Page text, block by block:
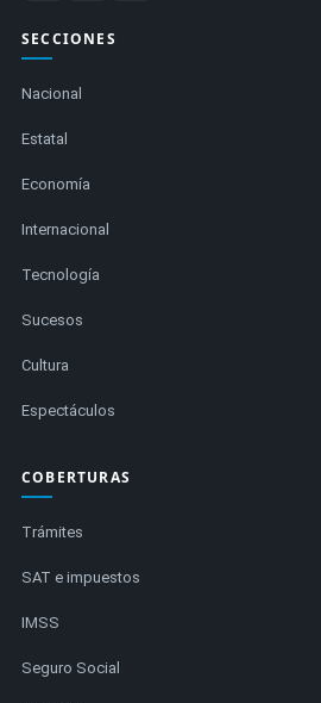
SECCIONES
Nacional
Estatal
Economía
Internacional
Tecnología
Sucesos
Cultura
Espectáculos
COBERTURAS
Trámites
SAT e impuestos
IMSS
Seguro Social